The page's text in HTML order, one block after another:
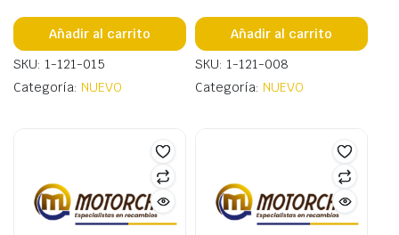
Añadir al carrito
SKU: 1-121-015
Categoría: NUEVO
Añadir al carrito
SKU: 1-121-008
Categoría: NUEVO